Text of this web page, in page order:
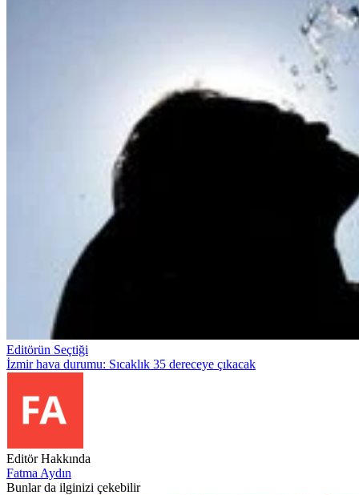
Editörün Seçtiği
İzmir hava durumu: Sıcaklık 35 dereceye çıkacak
Editör Hakkında
Fatma Aydın
Bunlar da ilginizi çekebilir